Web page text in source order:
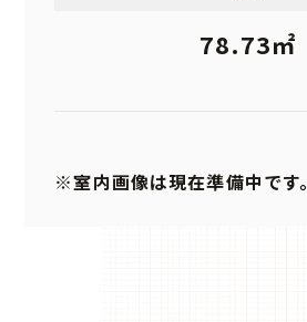
78.73㎡
※室内画像は現在準備中です。